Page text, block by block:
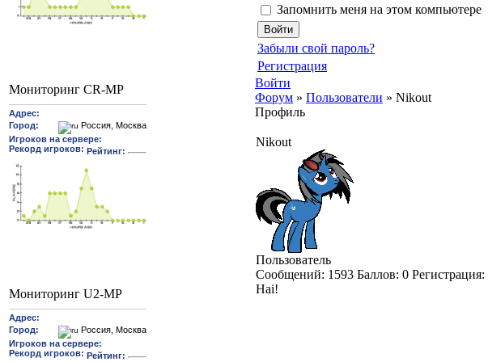
Мониторинг CR-MP
Мониторинг U2-MP
Запомнить меня на этом компьютере
Забыли свой пароль?
Регистрация
Войти
Форум » Пользователи » Nikout
Профиль
Nikout
Пользователь
Cообщений: 1593 Баллов: 0 Регистрация:
Hai!